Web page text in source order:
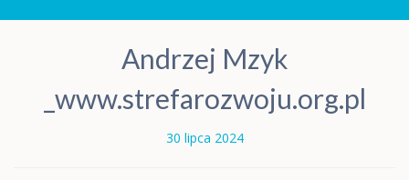
Andrzej Mzyk
_www.strefarozwoju.org.pl
30 lipca 2024